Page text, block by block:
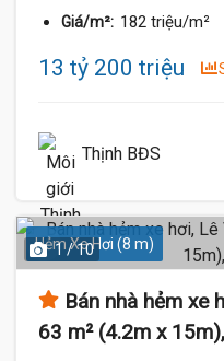
Giá/m²: 182 triệu/m²
13 tỷ 200 triệu
Thịnh BĐS
Hẻm Xe Hơi (8 m)
1 / 10
Bán nhà hẻm xe
63 m² (4.2m x